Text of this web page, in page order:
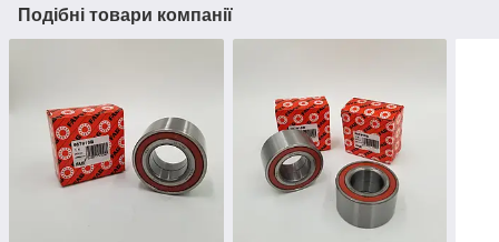
Подібні товари компанії